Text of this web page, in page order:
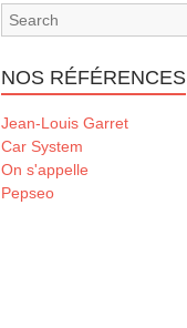
NOS RÉFÉRENCES
Jean-Louis Garret
Car System
On s'appelle
Pepseo